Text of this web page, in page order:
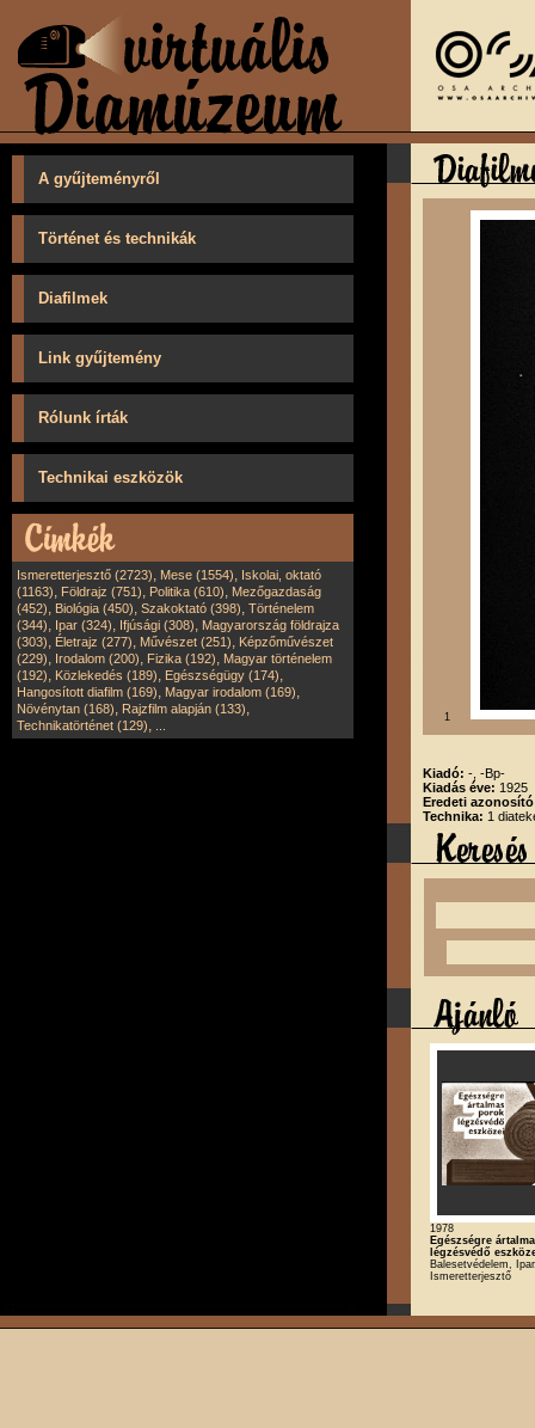
A gyűjteményről
Történet és technikák
Diafilmek
Link gyűjtemény
Rólunk írták
Technikai eszközök
Ismeretterjesztő (2723), Mese (1554), Iskolai, oktató
(1163), Földrajz (751), Politika (610), Mezőgazdaság
(452), Biológia (450), Szakoktató (398), Történelem
(344), Ipar (324), Ifjúsági (308), Magyarország földrajza
(303), Életrajz (277), Művészet (251), Képzőművészet
(229), Irodalom (200), Fizika (192), Magyar történelem
(192), Közlekedés (189), Egészségügy (174),
Hangosított diafilm (169), Magyar irodalom (169),
Növénytan (168), Rajzfilm alapján (133),
Technikatörténet (129), 1
Kiadó: -, -Bp-
Kiadás éve: 1925
Eredeti
Technika: 1
1978
Egészségre
légzésvédő
Balesetvédelem,
Ismeretterjesztő